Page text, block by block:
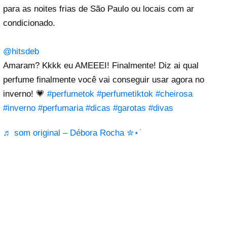
para as noites frias de São Paulo ou locais com ar
condicionado.
@hitsdeb
Amaram? Kkkk eu AMEEEI! Finalmente! Diz ai qual
perfume finalmente você vai conseguir usar agora no
inverno! 💗 #perfumetok #perfumetiktok #cheirosa
#inverno #perfumaria #dicas #garotas #divas
♬ som original – Débora Rocha ✮⋆˙